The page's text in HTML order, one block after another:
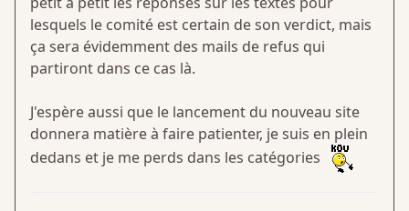
lesquels le comité est certain de son verdict, mais
ça sera évidemment des mails de refus qui
partiront dans ce cas là.
J'espère aussi que le lancement du nouveau site
donnera matière à faire patienter, je suis en plein
dedans et je me perds dans les catégories